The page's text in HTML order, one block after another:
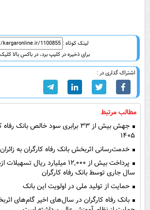
لینک کوتاه :
برای ذخیره در کلیپ برد، در باکس بالا
اشتراک گذاری در :
مطالب مرتبط
جهش بیش از ۳۳ برابری سود خالص بانک
۱۴۰۵
خدمت‌رسانی اثربخش بانک رفاه کارگران به
پرداخت بیش از ۱۲,۰۰۰ میلیارد ریال
سال جاری توسط بانک رفاه کارگران
حمایت از تولید ملی در اولویت این بانک
بانک رفاه کارگران در سال‌های اخیر گام‌های